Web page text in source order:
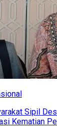
Sipil
Kematian